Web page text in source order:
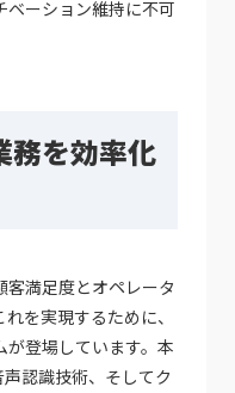
ーション維持に不可
務を効率化
満足度とオペレータ
を実現するために、
登場しています。本
認識技術、そしてク